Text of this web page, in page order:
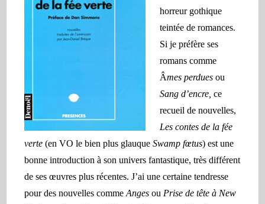
horreur gothique
teintée de romances.
Si je préfère ses
romans comme
Âmes perdues ou
Sang d’encre, ce
recueil de nouvelles,
Les contes de la fée
verte (en VO le bien plus glauqueSwamp fœtus) est une
bonne introduction à son univers fantastique, très différent
de ses œuvres plus récentes. J’ai une certaine tendresse
pour des nouvelles commeAnges ou Prise de tête à New